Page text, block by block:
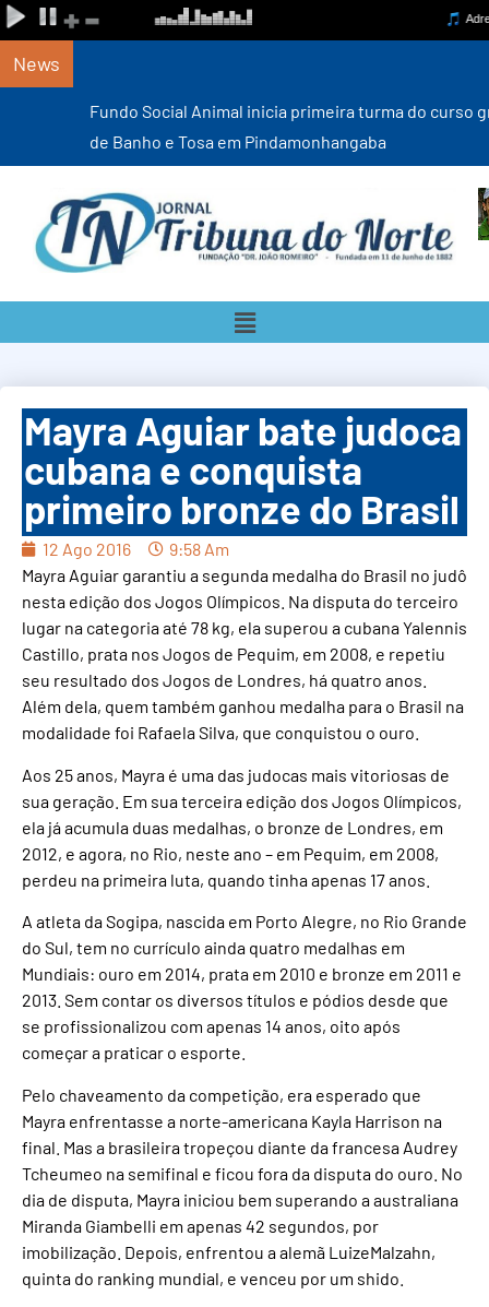
News
Fundo Social Animal inicia primeira turma do curso gratuito
de Banho e Tosa em Pindamonhangaba
Mayra Aguiar bate judoca
cubana e conquista
primeiro bronze do Brasil
12 Ago 2016
9:58 Am
Mayra Aguiar garantiu a segunda medalha do Brasil no judô
nesta edição dos Jogos Olímpicos. Na disputa do terceiro
lugar na categoria até 78 kg, ela superou a cubana Yalennis
Castillo, prata nos Jogos de Pequim, em 2008, e repetiu
seu resultado dos Jogos de Londres, há quatro anos.
Além dela, quem também ganhou medalha para o Brasil na
modalidade foi Rafaela Silva, que conquistou o ouro.
Aos 25 anos, Mayra é uma das judocas mais vitoriosas de
sua geração. Em sua terceira edição dos Jogos Olímpicos,
ela já acumula duas medalhas, o bronze de Londres, em
2012, e agora, no Rio, neste ano – em Pequim, em 2008,
perdeu na primeira luta, quando tinha apenas 17 anos.
A atleta da Sogipa, nascida em Porto Alegre, no Rio Grande
do Sul, tem no currículo ainda quatro medalhas em
Mundiais: ouro em 2014, prata em 2010 e bronze em 2011 e
2013. Sem contar os diversos títulos e pódios desde que
se profissionalizou com apenas 14 anos, oito após
começar a praticar o esporte.
Pelo chaveamento da competição, era esperado que
Mayra enfrentasse a norte-americana Kayla Harrison na
final. Mas a brasileira tropeçou diante da francesa Audrey
Tcheumeo na semifinal e ficou fora da disputa do ouro. No
dia de disputa, Mayra iniciou bem superando a australiana
Miranda Giambelli em apenas 42 segundos, por
imobilização. Depois, enfrentou a alemã LuizeMalzahn,
quinta do ranking mundial, e venceu por um shido.